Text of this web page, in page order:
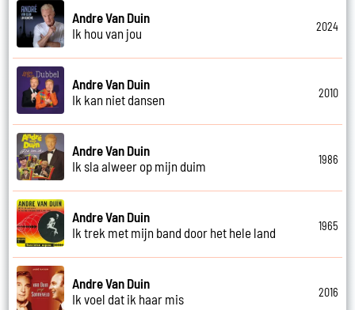
Andre Van Duin
Ik hou van jou
2024
Andre Van Duin
Ik kan niet dansen
2010
Andre Van Duin
Ik sla alweer op mijn duim
1986
Andre Van Duin
Ik trek met mijn band door het hele land
1965
Andre Van Duin
Ik voel dat ik haar mis
2016